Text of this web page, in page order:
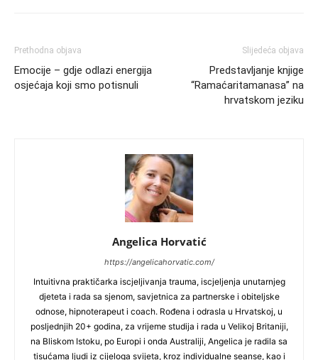
Prethodna objava
Emocije – gdje odlazi energija
osjećaja koji smo potisnuli
Slijedeća objava
Predstavljanje knjige
“Ramaćaritamanasa” na
hrvatskom jeziku
Angelica Horvatić
https://angelicahorvatic.com/
Intuitivna praktičarka iscjeljivanja trauma, iscjeljenja unutarnjeg
djeteta i rada sa sjenom, savjetnica za partnerske i obiteljske
odnose, hipnoterapeut i coach. Rođena i odrasla u Hrvatskoj, u
posljednjih 20+ godina, za vrijeme studija i rada u Velikoj Britaniji,
na Bliskom Istoku, po Europi i onda Australiji, Angelica je radila sa
tisućama ljudi iz cijeloga svijeta, kroz individualne seanse, kao i